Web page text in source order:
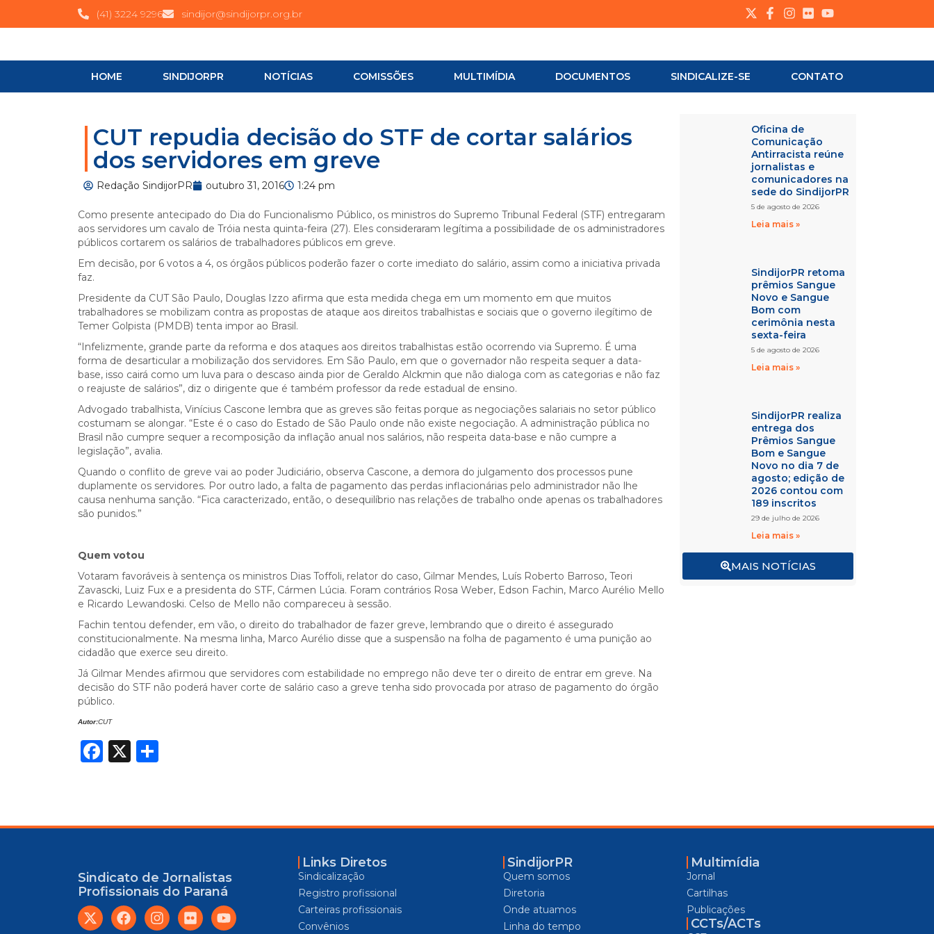
(41) 3224 9296 sindijor@sindijorpr.org.br
HOME SINDIJORPR NOTÍCIAS COMISSÕES MULTIMÍDIA DOCUMENTOS SINDICALIZE-SE CONTATO
CUT repudia decisão do STF de cortar salários
dos servidores em greve
Redação SindijorPR outubro 31, 2016 1:24 pm
Como presente antecipado do Dia do Funcionalismo Público, os ministros do Supremo Tribunal Federal (STF) entregaram
aos servidores um cavalo de Tróia nesta quinta-feira (27). Eles consideraram legítima a possibilidade de os administradores
públicos cortarem os salários de trabalhadores públicos em greve.
Em decisão, por 6 votos a 4, os órgãos públicos poderão fazer o corte imediato do salário, assim como a iniciativa privada
faz.
Presidente da CUT São Paulo, Douglas Izzo afirma que esta medida chega em um momento em que muitos
trabalhadores se mobilizam contra as propostas de ataque aos direitos trabalhistas e sociais que o governo ilegítimo de
Temer Golpista (PMDB) tenta impor ao Brasil.
“Infelizmente, grande parte da reforma e dos ataques aos direitos trabalhistas estão ocorrendo via Supremo. É uma
forma de desarticular a mobilização dos servidores. Em São Paulo, em que o governador não respeita sequer a data-
base, isso cairá como um luva para o descaso ainda pior de Geraldo Alckmin que não dialoga com as categorias e não faz
o reajuste de salários”, diz o dirigente que é também professor da rede estadual de ensino.
Advogado trabalhista, Vinícius Cascone lembra que as greves são feitas porque as negociações salariais no setor público
costumam se alongar. “Este é o caso do Estado de São Paulo onde não existe negociação. A administração pública no
Brasil não cumpre sequer a recomposição da inflação anual nos salários, não respeita data-base e não cumpre a
legislação”, avalia.
Quando o conflito de greve vai ao poder Judiciário, observa Cascone, a demora do julgamento dos processos pune
duplamente os servidores. Por outro lado, a falta de pagamento das perdas inflacionárias pelo administrador não lhe
causa nenhuma sanção. “Fica caracterizado, então, o desequilíbrio nas relações de trabalho onde apenas os trabalhadores
são punidos.”
Quem votou
Votaram favoráveis à sentença os ministros Dias Toffoli, relator do caso, Gilmar Mendes, Luís Roberto Barroso, Teori
Zavascki, Luiz Fux e a presidenta do STF, Cármen Lúcia. Foram contrários Rosa Weber, Edson Fachin, Marco Aurélio Mello
e Ricardo Lewandoski. Celso de Mello não compareceu à sessão.
Fachin tentou defender, em vão, o direito do trabalhador de fazer greve, lembrando que o direito é assegurado
constitucionalmente. Na mesma linha, Marco Aurélio disse que a suspensão na folha de pagamento é uma punição ao
cidadão que exerce seu direito.
Já Gilmar Mendes afirmou que servidores com estabilidade no emprego não deve ter o direito de entrar em greve. Na
decisão do STF não poderá haver corte de salário caso a greve tenha sido provocada por atraso de pagamento do órgão
público.
Autor:CUT
Facebook
X
Oficina de
Comunicação
Antirracista reúne
jornalistas e
comunicadores na
sede do SindijorPR
5 de agosto de 2026
Leia mais »
SindijorPR retoma
prêmios Sangue
Novo e Sangue
Bom com
cerimônia nesta
sexta-feira
5 de agosto de 2026
Leia mais »
SindijorPR realiza
entrega dos
Prêmios Sangue
Bom e Sangue
Novo no dia 7 de
agosto; edição de
2026 contou com
189 inscritos
29 de julho de 2026
Leia mais »
MAIS NOTÍCIAS
Sindicato de Jornalistas
Profissionais do Paraná
Links Diretos
Sindicalização
Registro profissional
Carteiras profissionais
Convênios
SindijorPR
Quem somos
Diretoria
Onde atuamos
Linha do tempo
Multimídia
Jornal
Cartilhas
Publicações
CCTs/ACTs